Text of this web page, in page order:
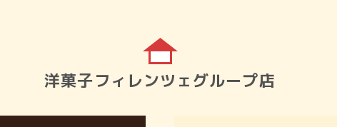
洋菓子フィレンツェグループ店